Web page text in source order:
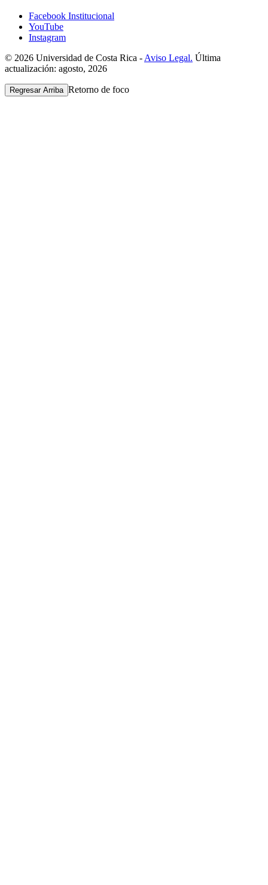
Facebook Institucional
YouTube
Instagram
© 2026 Universidad de Costa Rica - Aviso Legal. Última
actualización: agosto, 2026
Regresar Arriba Retorno de foco